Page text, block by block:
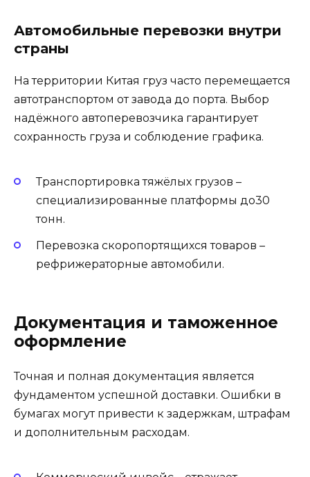
Автомобильные перевозки внутри
страны
На территории Китая груз часто перемещается
автотранспортом от завода до порта. Выбор
надёжного автоперевозчика гарантирует
сохранность груза и соблюдение графика.
Транспортировка тяжёлых грузов –
специализированные платформы до30
тонн.
Перевозка скоропортящихся товаров –
рефрижераторные автомобили.
Документация и таможенное
оформление
Точная и полная документация является
фундаментом успешной доставки. Ошибки в
бумагах могут привести к задержкам, штрафам
и дополнительным расходам.